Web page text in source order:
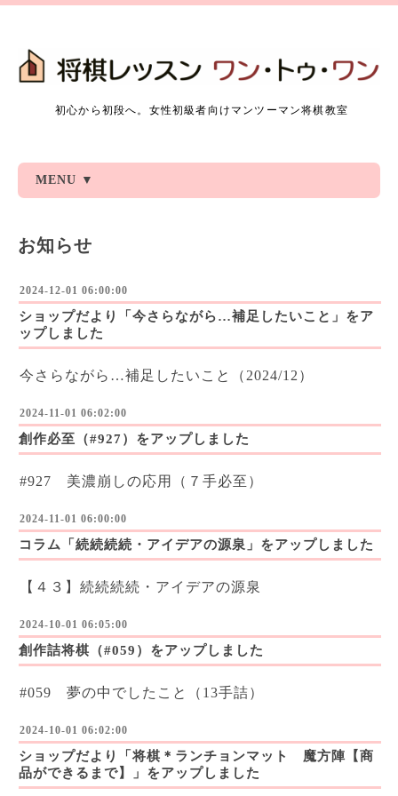
初心から初段へ。女性初級者向けマンツーマン将棋教室
MENU ▼
お知らせ
2024-12-01 06:00:00
ショップだより「今さらながら…補足したいこと」をア
ップしました
今さらながら…補足したいこと（2024/12）
2024-11-01 06:02:00
創作必至（#927）をアップしました
#927 美濃崩しの応用（７手必至）
2024-11-01 06:00:00
コラム「続続続続・アイデアの源泉」をアップしました
【４３】続続続続・アイデアの源泉
2024-10-01 06:05:00
創作詰将棋（#059）をアップしました
#059 夢の中でしたこと（13手詰）
2024-10-01 06:02:00
ショップだより「将棋＊ランチョンマット 魔方陣【商
品ができるまで】」をアップしました